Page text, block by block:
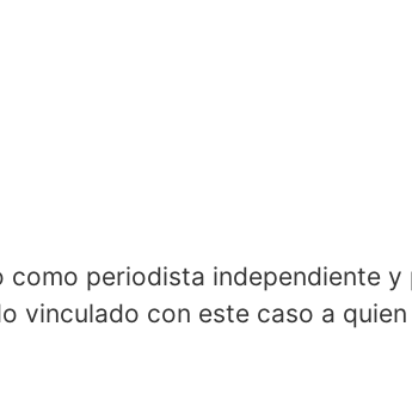
como periodista independiente
vinculado con este caso a